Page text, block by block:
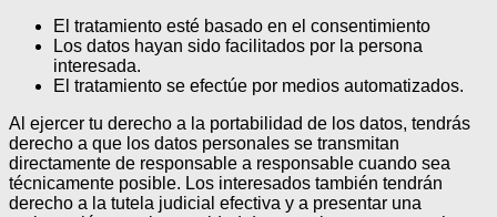
El tratamiento esté basado en el consentimiento
Los datos hayan sido facilitados por la persona
interesada.
El tratamiento se efectúe por medios automatizados.
Al ejercer tu derecho a la portabilidad de los datos, tendrás
derecho a que los datos personales se transmitan
directamente de responsable a responsable cuando sea
técnicamente posible. Los interesados también tendrán
derecho a la tutela judicial efectiva y a presentar una